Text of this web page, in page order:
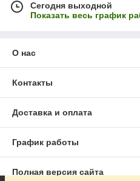
Сегодня выходной
Показать весь график
О нас
Контакты
Доставка и оплата
График работы
Полная версия сайта